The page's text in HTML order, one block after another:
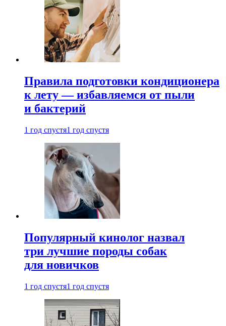
Правила подготовки кондиционера
к лету — избавляемся от пыли
и бактерий
1 год спустя1 год спустя
Популярный кинолог назвал
три лучшие породы собак
для новичков
1 год спустя1 год спустя